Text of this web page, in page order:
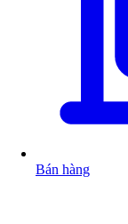
Bán hàng